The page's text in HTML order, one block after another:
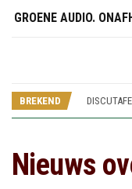
GROENE AUDIO.
BREKEND
Nieuws